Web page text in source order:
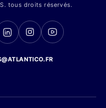
tous droits réservés.